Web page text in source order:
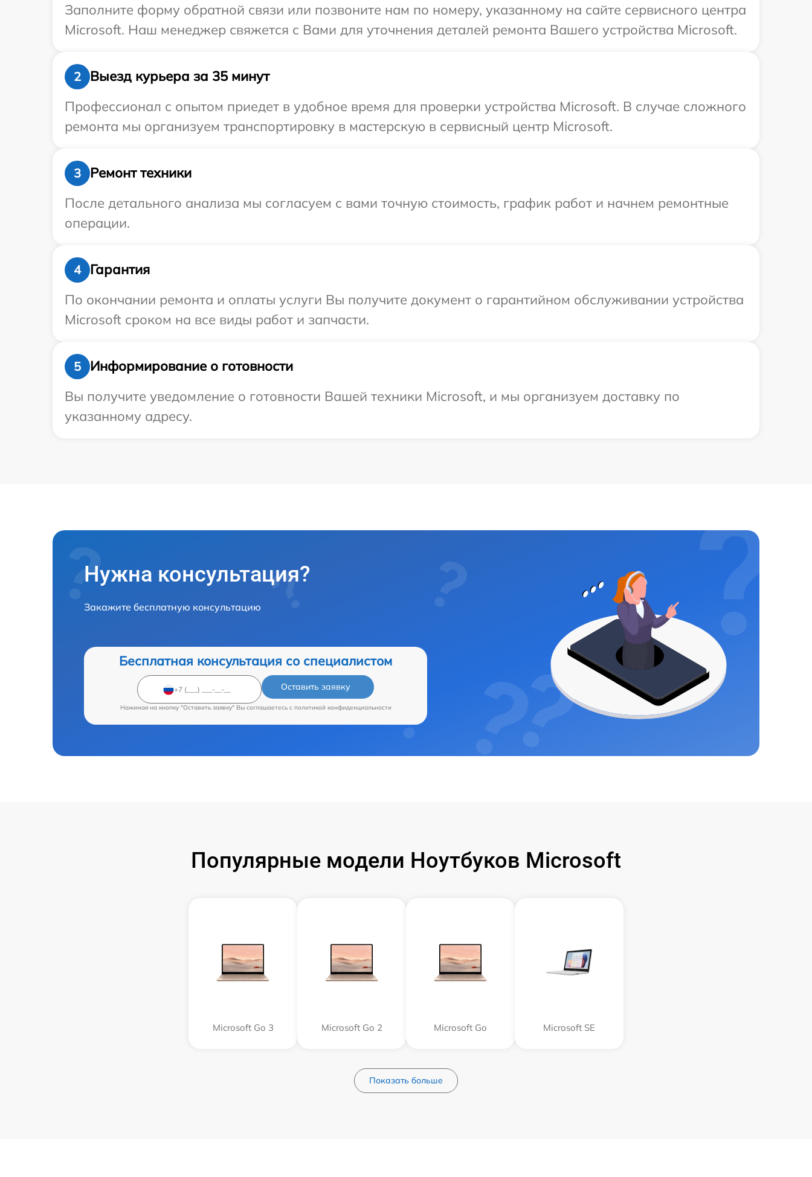
Заполните форму обратной связи или позвоните нам по номеру, указанному на сайте сервисного центра
Microsoft. Наш менеджер свяжется с Вами для уточнения деталей ремонта Вашего устройства Microsoft.
2
Выезд курьера за 35 минут
Профессионал с опытом приедет в удобное время для проверки устройства Microsoft. В случае сложного
ремонта мы организуем транспортировку в мастерскую в сервисный центр Microsoft.
3
Ремонт техники
После детального анализа мы согласуем с вами точную стоимость, график работ и начнем ремонтные
операции.
4
Гарантия
По окончании ремонта и оплаты услуги Вы получите документ о гарантийном обслуживании устройства
Microsoft сроком на все виды работ и запчасти.
5
Информирование о готовности
Вы получите уведомление о готовности Вашей техники Microsoft, и мы организуем доставку по
указанному адресу.
Нужна консультация?
Закажите бесплатную консультацию
Бесплатная консультация со специалистом
Оставить заявку
Нажимая на кнопку "Оставить заявку" Вы соглашаетесь c политикой конфиденциальности
Популярные модели Ноутбуков Microsoft
Microsoft Go 3 Microsoft Go 2 Microsoft Go Microsoft SE
Показать больше